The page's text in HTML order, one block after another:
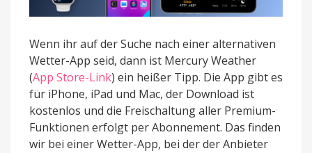
Wenn ihr auf der Suche nach einer alternativen
Wetter-App seid, dann ist Mercury Weather
(App Store-Link) ein heißer Tipp. Die App gibt es
für iPhone, iPad und Mac, der Download ist
kostenlos und die Freischaltung aller Premium-
Funktionen erfolgt per Abonnement. Das finden
wir bei einer Wetter-App, bei der der Anbieter